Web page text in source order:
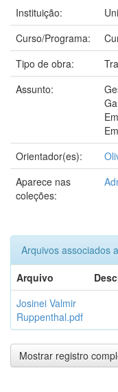
Instituição:
Curso/Programa:
Tipo de obra:
Assunto:
Orientador(es):
Aparece nas
coleções:
Arquivos associados
Arquivo
Josinei Valmir
Ruppenthal.pdf
Mostrar registro